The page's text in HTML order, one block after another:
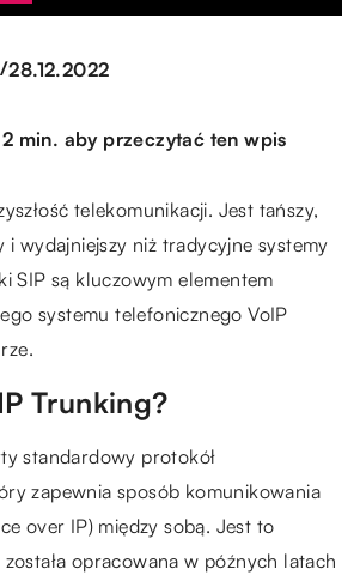
/28.12.2022
min. aby przeczytać ten wpis
telekomunikacji. Jest tańszy,
i wydajniejszy niż tradycyjne systemy
SIP są kluczowym elementem
systemu telefonicznego VoIP
Trunking?
standardowy protokół
zapewnia sposób komunikowania
over IP) między sobą. Jest to
opracowana w późnych latach